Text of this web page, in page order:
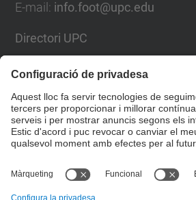
E-mail : info.foot@upc.edu
Directori UPC
Formulari de contacte
Llista Xarxes Socials